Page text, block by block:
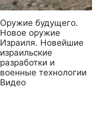
Оружие будущего.
Новое оружие
Израиля. Новейшие
израильские
разработки и
военные технологии
Видео